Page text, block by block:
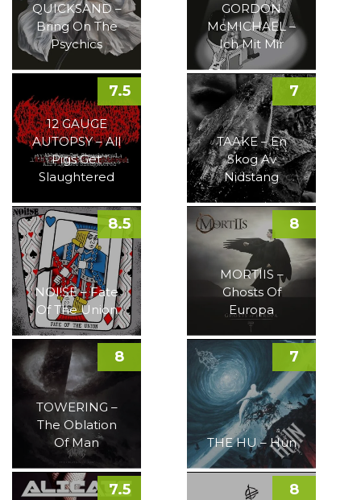
QUICKSAND –
Bring On The
Psychics
GORDON
McMICHAEL –
Ich Mit Mir
12 GAUGE
AUTOPSY – All
Pigs Get
Slaughtered
7.5
TAAKE – En
Skog Av
Nidstang
7
NOI!SE – Fate
Of The Union
8.5
MORTIIS –
Ghosts Of
Europa
8
TOWERING –
The Oblation
Of Man
8
THE HU – Hun
7
7.5 8